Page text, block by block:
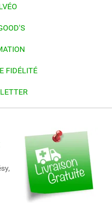
FIDÉLITÉ